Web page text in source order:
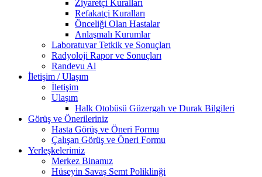
Ziyaretçi Kuralları
Refakatçi Kuralları
Önceliği Olan Hastalar
Anlaşmalı Kurumlar
Laboratuvar Tetkik ve Sonuçları
Radyoloji Rapor ve Sonuçları
Randevu Al
İletişim / Ulaşım
İletişim
Ulaşım
Halk Otobüsü Güzergah ve Durak Bilgileri
Görüş ve Önerileriniz
Hasta Görüş ve Öneri Formu
Çalışan Görüş ve Öneri Formu
Yerleşkelerimiz
Merkez Binamız
Hüseyin Savaş Semt Poliklinği